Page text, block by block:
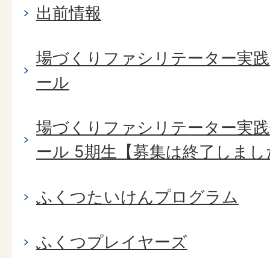
出前情報
場づくりファシリテーター実
ール
場づくりファシリテーター実
ール 5期生【募集は終了しま
ふくつたいけんプログラム
ふくつプレイヤーズ